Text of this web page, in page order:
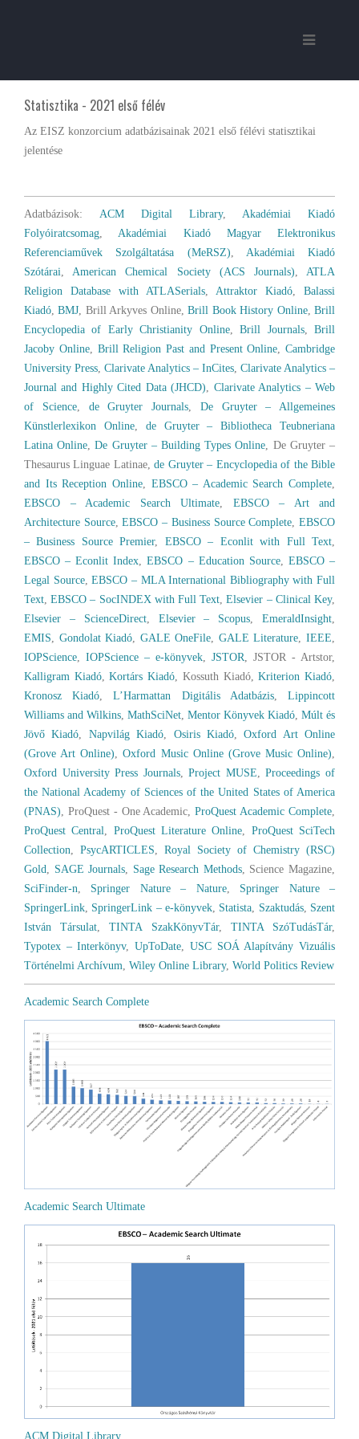
Statisztika - 2021 első félév
Az EISZ konzorcium adatbázisainak 2021 első félévi statisztikai
jelentése
Adatbázisok: ACM Digital Library, Akadémiai Kiadó
Folyóiratcsomag,Akadémiai Kiadó Magyar Elektronikus
Referenciaművek Szolgáltatása (MeRSZ), Akadémiai Kiadó
Szótárai,American Chemical Society (ACS Journals),ATLA
Religion Database with ATLASerials, Attraktor Kiadó, Balassi
Kiadó,BMJ, Brill Arkyves Online,Brill Book History Online,Brill
Encyclopedia of Early Christianity Online,Brill Journals,Brill
Jacoby Online, Brill Religion Past and Present Online, Cambridge
University Press, Clarivate Analytics – InCites, Clarivate Analytics –
Journal and Highly Cited Data (JHCD), Clarivate Analytics – Web
of Science, de Gruyter Journals, De Gruyter – Allgemeines
Künstlerlexikon Online, de Gruyter – Bibliotheca Teubneriana
Latina Online,De Gruyter – Building Types Online, De Gruyter –
Thesaurus Linguae Latinae,de Gruyter – Encyclopedia of the Bible
and Its Reception Online, EBSCO – Academic Search Complete,
EBSCO – Academic Search Ultimate, EBSCO – Art and
Architecture Source,EBSCO – Business Source Complete,EBSCO
– Business Source Premier, EBSCO – Econlit with Full Text,
EBSCO – Econlit Index,EBSCO – Education Source, EBSCO –
Legal Source,EBSCO – MLA International Bibliography with Full
Text,EBSCO – SocINDEX with Full Text,Elsevier – Clinical Key,
Elsevier – ScienceDirect, Elsevier – Scopus,EmeraldInsight,
EMIS, Gondolat Kiadó, GALE OneFile, GALE Literature,IEEE,
IOPScience, IOPScience – e-könyvek, JSTOR, JSTOR - Artstor,
Kalligram Kiadó,Kortárs Kiadó, Kossuth Kiadó,Kriterion Kiadó,
Kronosz Kiadó,L’Harmattan Digitális Adatbázis,Lippincott
Williams and Wilkins, MathSciNet, Mentor Könyvek Kiadó, Múlt és
Jövő Kiadó, Napvilág Kiadó, Osiris Kiadó,Oxford Art Online
(Grove Art Online),Oxford Music Online (Grove Music Online),
Oxford University Press Journals,Project MUSE,Proceedings of
the National Academy of Sciences of the United States of America
(PNAS), ProQuest - One Academic,ProQuest Academic Complete,
ProQuest Central, ProQuest Literature Online, ProQuest SciTech
Collection, PsycARTICLES, Royal Society of Chemistry (RSC)
Gold, SAGE Journals, Sage Research Methods, Science Magazine,
SciFinder-n, Springer Nature – Nature, Springer Nature –
SpringerLink, SpringerLink – e-könyvek, Statista, Szaktudás, Szent
István Társulat,TINTA SzakKönyvTár, TINTA SzóTudásTár,
Typotex – Interkönyv,UpToDate, USC SOÁ Alapítvány Vizuális
Történelmi Archívum, Wiley Online Library, World Politics Review
Academic Search Complete
Academic Search Ultimate
ACM Digital Library